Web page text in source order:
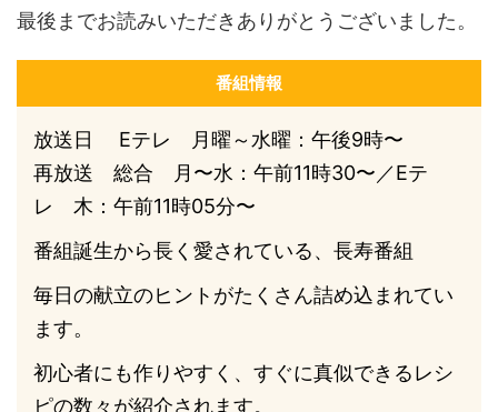
最後までお読みいただきありがとうございました。
番組情報
放送日 Eテレ 月曜～水曜：午後9時〜
再放送 総合 月〜水：午前11時30〜／Eテ
レ 木：午前11時05分〜
番組誕生から長く愛されている、長寿番組
毎日の献立のヒントがたくさん詰め込まれてい
ます。
初心者にも作りやすく、すぐに真似できるレシ
ピの数々が紹介されます。